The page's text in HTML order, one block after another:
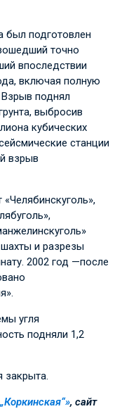
был подготовлен
точно
впоследствии
включая полную
поднял
выбросив
кубических
станции
взрыв
и разрезы
2002 год —после
угля
подняли 1,2
закрыта.
, сайт